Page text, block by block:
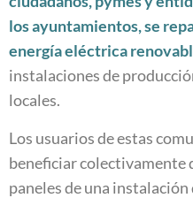
los ayuntamientos, se
energía eléctrica
instalaciones de
locales.
Los usuarios de estas
beneficiar colectivamente
paneles de una